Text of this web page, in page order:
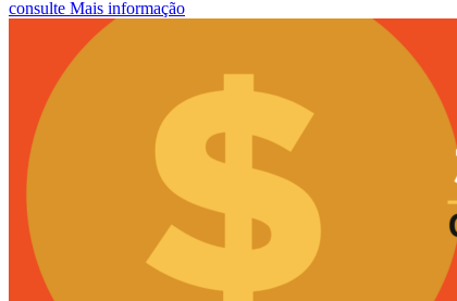
consulte Mais informação